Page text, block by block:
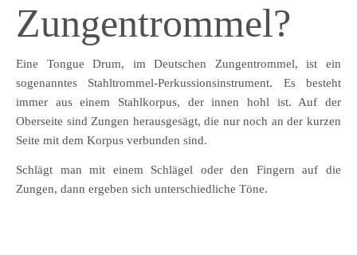
Zungentrommel?
Eine Tongue Drum, im Deutschen Zungentrommel, ist ein
sogenanntes Stahltrommel-Perkussionsinstrument. Es besteht
immer aus einem Stahlkorpus, der innen hohl ist. Auf der
Oberseite sind Zungen herausgesägt, die nur noch an der kurzen
Seite mit dem Korpus verbunden sind.
Schlägt man mit einem Schlägel oder den Fingern auf die
Zungen, dann ergeben sich unterschiedliche Töne.